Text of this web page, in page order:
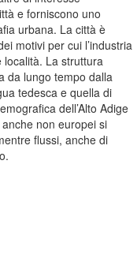
e forniscono uno
urbana. La città è
motivi per cui l’industria
La struttura
da lungo tempo dalla
tedesca e quella di
dell’Alto Adige
non europei si
flussi, anche di